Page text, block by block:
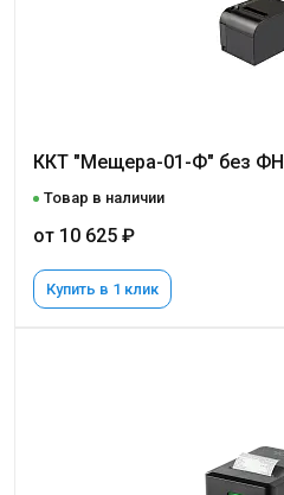
ККТ "Мещера-01-Ф" без ФН
Товар в наличии
от 10 625 ₽
Купить в 1 клик